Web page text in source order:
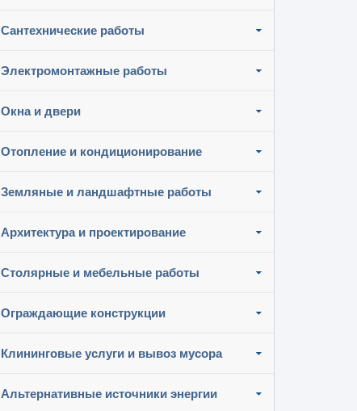
Сантехнические работы
Электромонтажные работы
Окна и двери
Отопление и кондиционирование
Земляные и ландшафтные работы
Архитектура и проектирование
Столярные и мебельные работы
Ограждающие конструкции
Клининговые услуги и вывоз мусора
Альтернативные источники энергии